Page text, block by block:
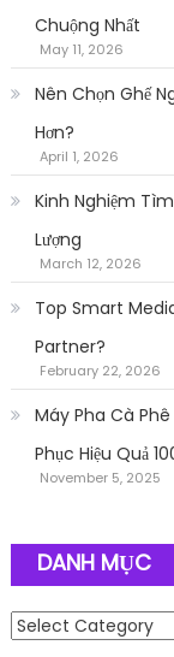
Chuộng Nhất
May 11, 2026
Nên Chọn Ghế
Hơn?
April 1, 2026
Kinh Nghiệm
Lượng
March 12, 2026
Top Smart
Partner?
February 22, 2026
Máy Pha Cà
Phục Hiệu Quả
November 5, 2025
DANH MỤC
Danh mục